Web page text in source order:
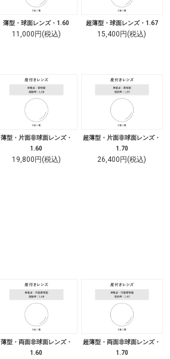
薄型・球面レンズ・1.60
11,000円(税込)
超薄型・球面レンズ・1.67
15,400円(税込)
薄型・片面非球面レンズ・
1.60
19,800円(税込)
超薄型・片面非球面レンズ・
1.70
26,400円(税込)
薄型・両面非球面レンズ・
1.60
超薄型・両面非球面レンズ・
1.70